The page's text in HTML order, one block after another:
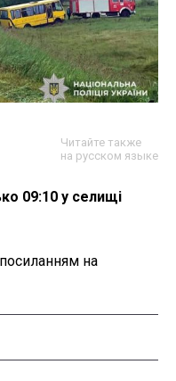
Читайте также
на русском языке
09:10 у селищі
посиланням на